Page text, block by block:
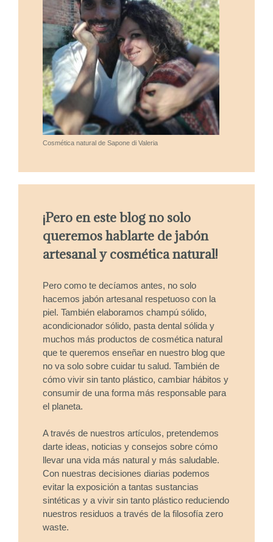
Cosmética natural de Sapone di Valeria
¡Pero en este blog no solo
queremos hablarte de jabón
artesanal y cosmética natural!
Pero como te decíamos antes, no solo
hacemos jabón artesanal respetuoso con la
piel. También elaboramos champú sólido,
acondicionador sólido, pasta dental sólida y
muchos más productos de cosmética natural
que te queremos enseñar en nuestro blog que
no va solo sobre cuidar tu salud. También de
cómo vivir sin tanto plástico, cambiar hábitos y
consumir de una forma más responsable para
el planeta.
A través de nuestros artículos, pretendemos
darte ideas, noticias y consejos sobre cómo
llevar una vida más natural y más saludable.
Con nuestras decisiones diarias podemos
evitar la exposición a tantas sustancias
sintéticas y a vivir sin tanto plástico reduciendo
nuestros residuos a través de la filosofía zero
waste.